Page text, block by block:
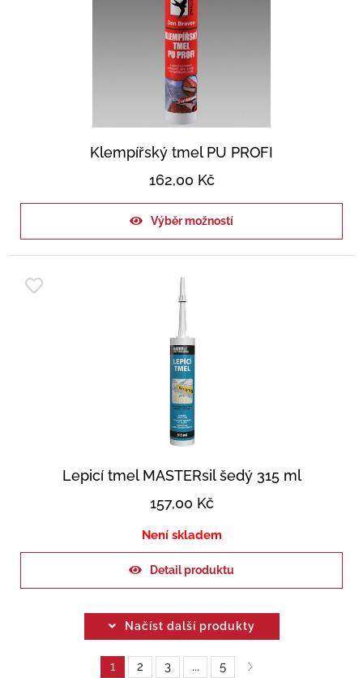
Klempířský tmel PU PROFI
162,00 Kč
Výběr možností
Lepicí tmel MASTERsil šedý 315 ml
157,00 Kč
Není skladem
Detail produktu
Načíst další produkty
1 2 3 ... 5